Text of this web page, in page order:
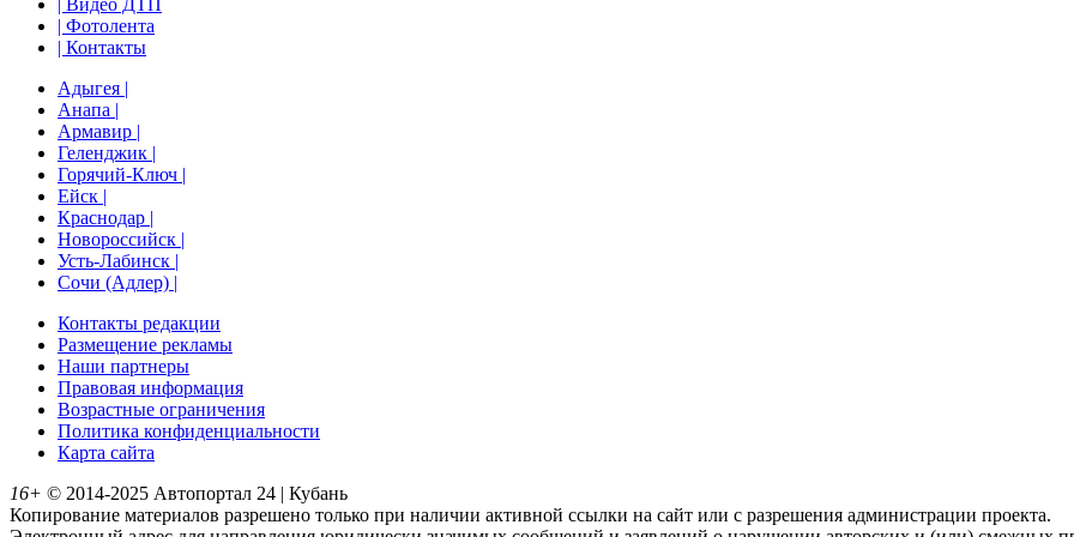
| Видео ДТП
| Фотолента
| Контакты
Адыгея |
Анапа |
Армавир |
Геленджик |
Горячий-Ключ |
Ейск |
Краснодар |
Новороссийск |
Усть-Лабинск |
Сочи (Адлер) |
Контакты редакции
Размещение рекламы
Наши партнеры
Правовая информация
Возрастные ограничения
Политика конфиденциальности
Карта сайта
16+ © 2014-2025 Автопортал 24 | Кубань
Копирование материалов разрешено только при наличии активной ссылки на сайт или с разрешения администрации проекта.